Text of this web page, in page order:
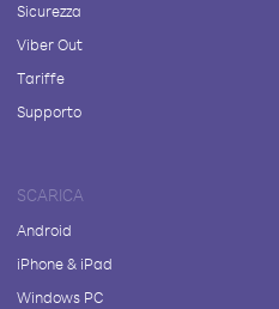
Sicurezza
Viber Out
Tariffe
Supporto
SCARICA
Android
iPhone & iPad
Windows PC